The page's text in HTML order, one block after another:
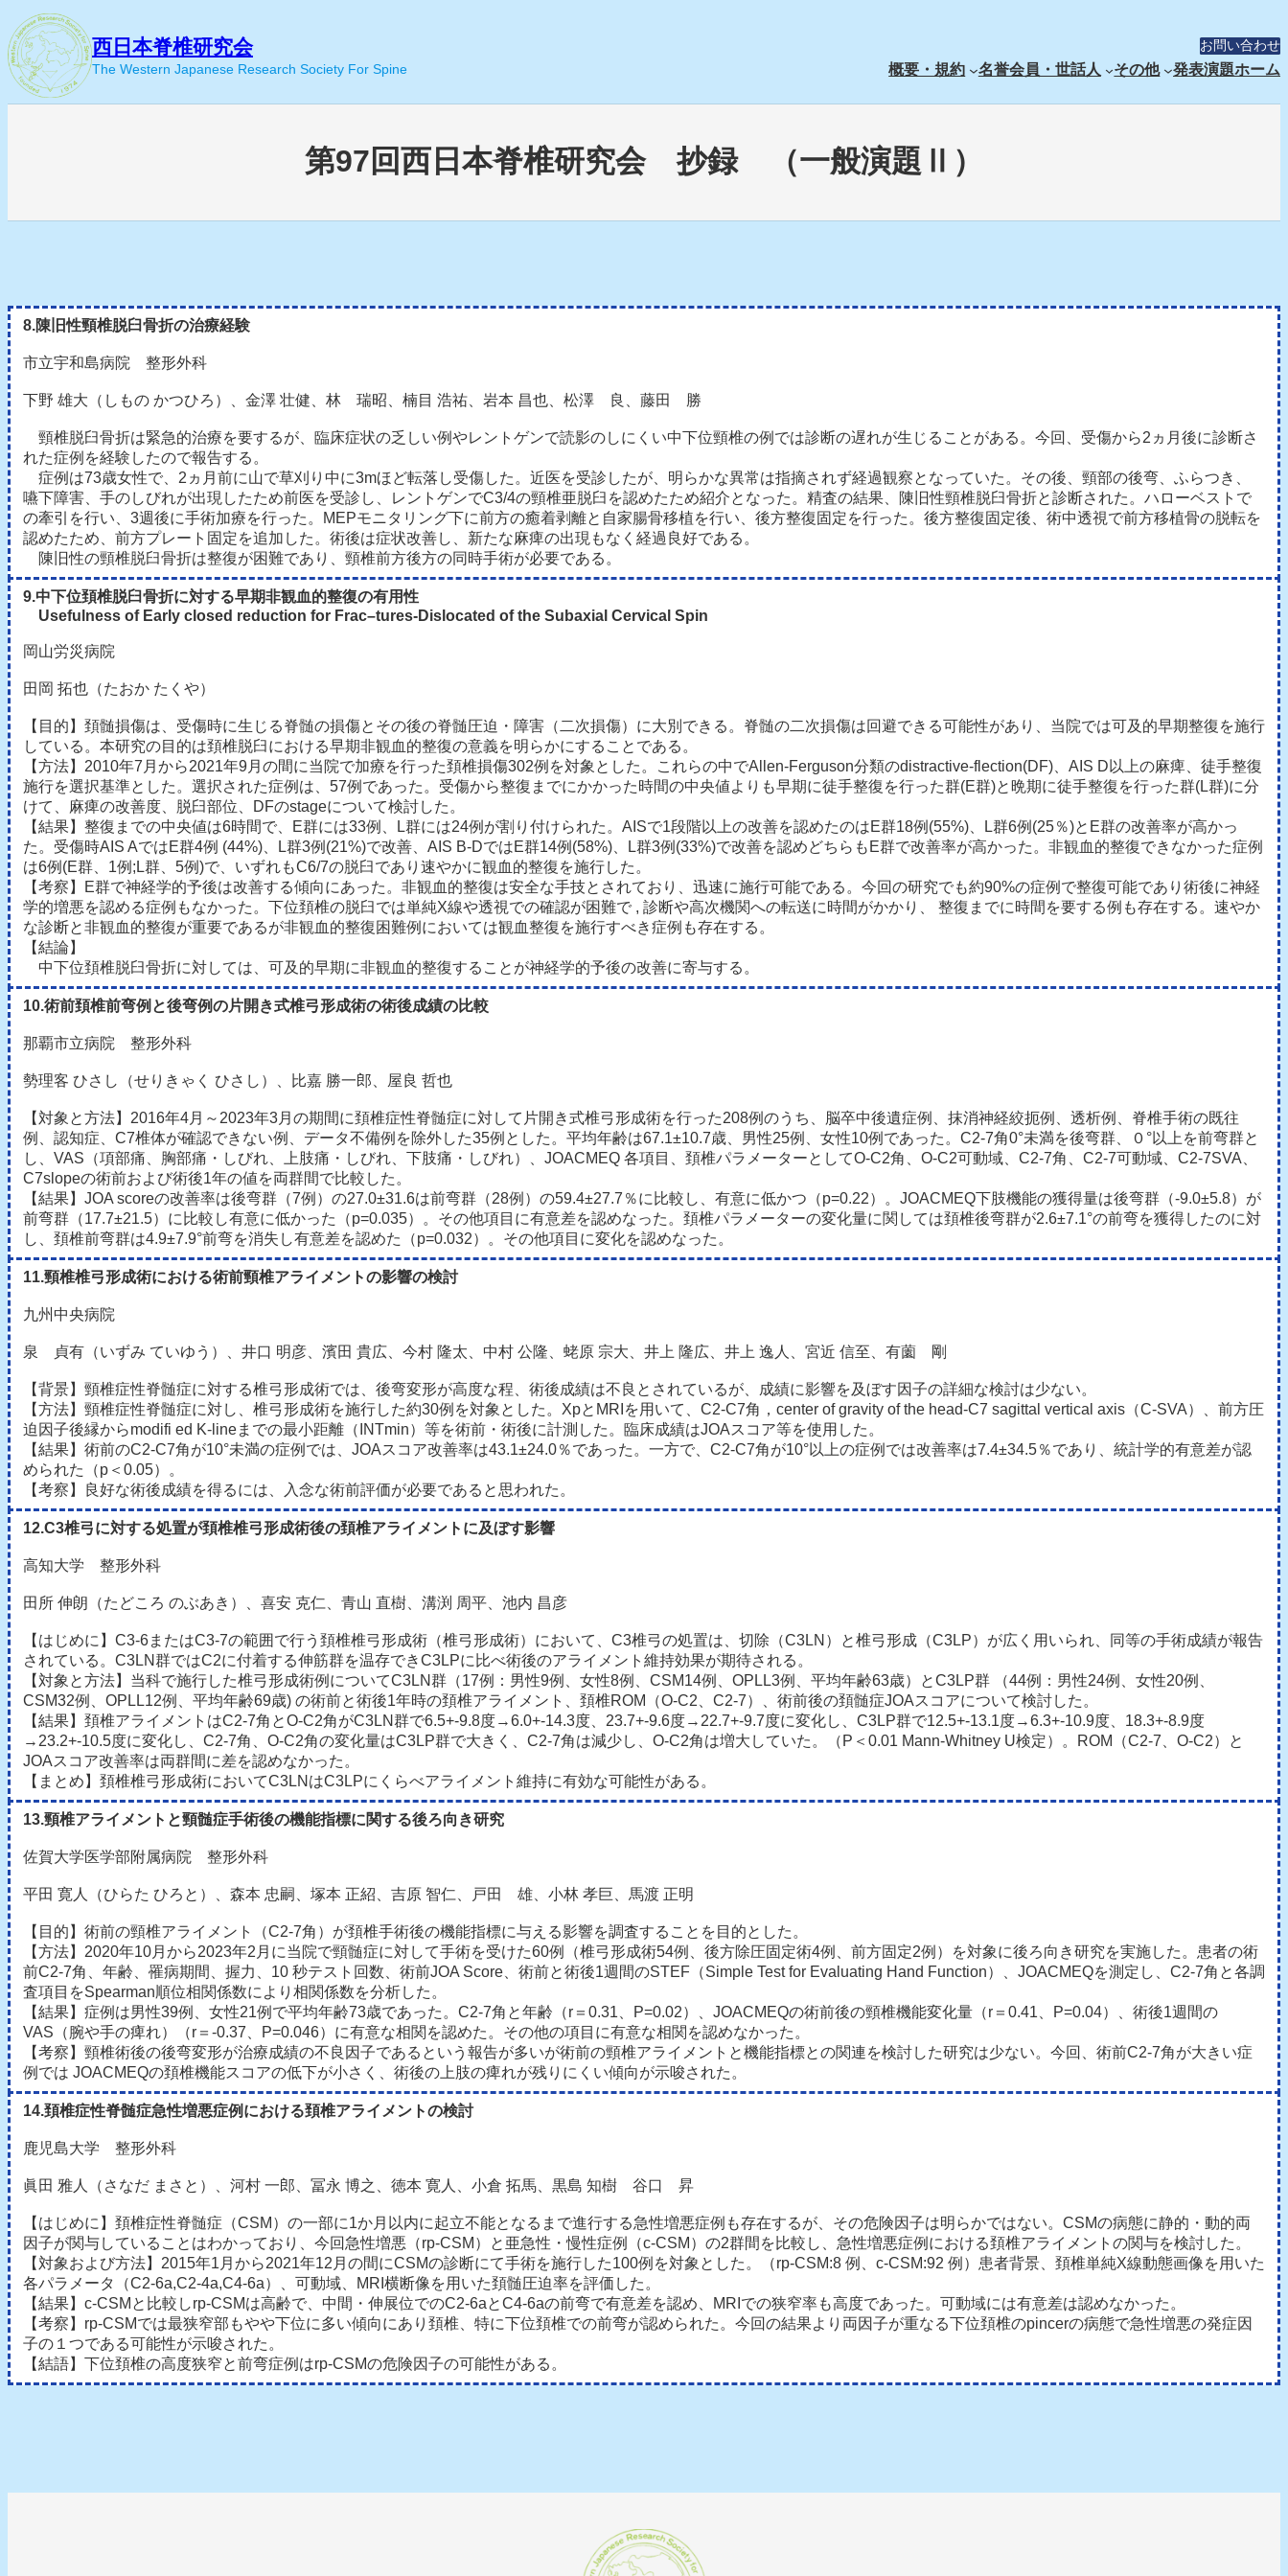
容
を
ス
西日本脊椎研究会
The Western Japanese Research Society For Spine
お問い合わせ
概要・規約 名誉会員・世話人 その他 発表演題ホーム
第97回西日本脊椎研究会 抄録 （一般演題Ⅱ）
8.陳旧性頸椎脱臼骨折の治療経験
市立宇和島病院 整形外科
下野 雄大（しもの かつひろ）、金澤 壮健、林 瑞昭、楠目 浩祐、岩本 昌也、松澤 良、藤田 勝
頸椎脱臼骨折は緊急的治療を要するが、臨床症状の乏しい例やレントゲンで読影のしにくい中下位頸椎の例では診断の遅れが生じることがある。今回、受傷から2ヵ月後に診断さ
れた症例を経験したので報告する。
症例は73歳女性で、2ヵ月前に山で草刈り中に3mほど転落し受傷した。近医を受診したが、明らかな異常は指摘されず経過観察となっていた。その後、頸部の後弯、ふらつき、
嚥下障害、手のしびれが出現したため前医を受診し、レントゲンでC3/4の頸椎亜脱臼を認めたため紹介となった。精査の結果、陳旧性頸椎脱臼骨折と診断された。ハローベストで
の牽引を行い、3週後に手術加療を行った。MEPモニタリング下に前方の癒着剥離と自家腸骨移植を行い、後方整復固定を行った。後方整復固定後、術中透視で前方移植骨の脱転を
認めたため、前方プレート固定を追加した。術後は症状改善し、新たな麻痺の出現もなく経過良好である。
陳旧性の頸椎脱臼骨折は整復が困難であり、頸椎前方後方の同時手術が必要である。
9.中下位頚椎脱臼骨折に対する早期非観血的整復の有用性
Usefulness of Early closed reduction for Frac–tures-Dislocated of the Subaxial Cervical Spin
岡山労災病院
田岡 拓也（たおか たくや）
【目的】頚髄損傷は、受傷時に生じる脊髄の損傷とその後の脊髄圧迫・障害（二次損傷）に大別できる。脊髄の二次損傷は回避できる可能性があり、当院では可及的早期整復を施行
している。本研究の目的は頚椎脱臼における早期非観血的整復の意義を明らかにすることである。
【方法】2010年7月から2021年9月の間に当院で加療を行った頚椎損傷302例を対象とした。これらの中でAllen-Ferguson分類のdistractive-flection(DF)、AIS D以上の麻痺、徒手整復
施行を選択基準とした。選択された症例は、57例であった。受傷から整復までにかかった時間の中央値よりも早期に徒手整復を行った群(E群)と晩期に徒手整復を行った群(L群)に分
けて、麻痺の改善度、脱臼部位、DFのstageについて検討した。
【結果】整復までの中央値は6時間で、E群には33例、L群には24例が割り付けられた。AISで1段階以上の改善を認めたのはE群18例(55%)、L群6例(25％)とE群の改善率が高かっ
た。受傷時AIS AではE群4例 (44%)、L群3例(21%)で改善、AIS B-DではE群14例(58%)、L群3例(33%)で改善を認めどちらもE群で改善率が高かった。非観血的整復できなかった症例
は6例(E群、1例;L群、5例)で、いずれもC6/7の脱臼であり速やかに観血的整復を施行した。
【考察】E群で神経学的予後は改善する傾向にあった。非観血的整復は安全な手技とされており、迅速に施行可能である。今回の研究でも約90%の症例で整復可能であり術後に神経
学的増悪を認める症例もなかった。下位頚椎の脱臼では単純X線や透視での確認が困難で , 診断や高次機関への転送に時間がかかり、 整復までに時間を要する例も存在する。速やか
な診断と非観血的整復が重要であるが非観血的整復困難例においては観血整復を施行すべき症例も存在する。
【結論】
中下位頚椎脱臼骨折に対しては、可及的早期に非観血的整復することが神経学的予後の改善に寄与する。
10.術前頚椎前弯例と後弯例の片開き式椎弓形成術の術後成績の比較
那覇市立病院 整形外科
勢理客 ひさし（せりきゃく ひさし）、比嘉 勝一郎、屋良 哲也
【対象と方法】2016年4月～2023年3月の期間に頚椎症性脊髄症に対して片開き式椎弓形成術を行った208例のうち、脳卒中後遺症例、抹消神経絞扼例、透析例、脊椎手術の既往
例、認知症、C7椎体が確認できない例、データ不備例を除外した35例とした。平均年齢は67.1±10.7歳、男性25例、女性10例であった。C2-7角0°未満を後弯群、０°以上を前弯群と
し、VAS（項部痛、胸部痛・しびれ、上肢痛・しびれ、下肢痛・しびれ）、JOACMEQ 各項目、頚椎パラメーターとしてO-C2角、O-C2可動域、C2-7角、C2-7可動域、C2-7SVA、
C7slopeの術前および術後1年の値を両群間で比較した。
【結果】JOA scoreの改善率は後弯群（7例）の27.0±31.6は前弯群（28例）の59.4±27.7％に比較し、有意に低かつ（p=0.22）。JOACMEQ下肢機能の獲得量は後弯群（-9.0±5.8）が
前弯群（17.7±21.5）に比較し有意に低かった（p=0.035）。その他項目に有意差を認めなった。頚椎パラメーターの変化量に関しては頚椎後弯群が2.6±7.1°の前弯を獲得したのに対
し、頚椎前弯群は4.9±7.9°前弯を消失し有意差を認めた（p=0.032）。その他項目に変化を認めなった。
11.頸椎椎弓形成術における術前頸椎アライメントの影響の検討
九州中央病院
泉 貞有（いずみ ていゆう）、井口 明彦、濱田 貴広、今村 隆太、中村 公隆、蛯原 宗大、井上 隆広、井上 逸人、宮近 信至、有薗 剛
【背景】頸椎症性脊髄症に対する椎弓形成術では、後弯変形が高度な程、術後成績は不良とされているが、成績に影響を及ぼす因子の詳細な検討は少ない。
【方法】頸椎症性脊髄症に対し、椎弓形成術を施行した約30例を対象とした。XpとMRIを用いて、C2-C7角，center of gravity of the head-C7 sagittal vertical axis（C-SVA）、前方圧
迫因子後縁からmodifi ed K-lineまでの最小距離（INTmin）等を術前・術後に計測した。臨床成績はJOAスコア等を使用した。
【結果】術前のC2-C7角が10°未満の症例では、JOAスコア改善率は43.1±24.0％であった。一方で、C2-C7角が10°以上の症例では改善率は7.4±34.5％であり、統計学的有意差が認
められた（p＜0.05）。
【考察】良好な術後成績を得るには、入念な術前評価が必要であると思われた。
12.C3椎弓に対する処置が頚椎椎弓形成術後の頚椎アライメントに及ぼす影響
高知大学 整形外科
田所 伸朗（たどころ のぶあき）、喜安 克仁、青山 直樹、溝渕 周平、池内 昌彦
【はじめに】C3-6またはC3-7の範囲で行う頚椎椎弓形成術（椎弓形成術）において、C3椎弓の処置は、切除（C3LN）と椎弓形成（C3LP）が広く用いられ、同等の手術成績が報告
されている。C3LN群ではC2に付着する伸筋群を温存できC3LPに比べ術後のアライメント維持効果が期待される。
【対象と方法】当科で施行した椎弓形成術例についてC3LN群（17例：男性9例、女性8例、CSM14例、OPLL3例、平均年齢63歳）とC3LP群 （44例：男性24例、女性20例、
CSM32例、OPLL12例、平均年齢69歳) の術前と術後1年時の頚椎アライメント、頚椎ROM（O-C2、C2-7）、術前後の頚髄症JOAスコアについて検討した。
【結果】頚椎アライメントはC2-7角とO-C2角がC3LN群で6.5+-9.8度→6.0+-14.3度、23.7+-9.6度→22.7+-9.7度に変化し、C3LP群で12.5+-13.1度→6.3+-10.9度、18.3+-8.9度
→23.2+-10.5度に変化し、C2-7角、O-C2角の変化量はC3LP群で大きく、C2-7角は減少し、O-C2角は増大していた。（P＜0.01 Mann-Whitney U検定）。ROM（C2-7、O-C2）と
JOAスコア改善率は両群間に差を認めなかった。
【まとめ】頚椎椎弓形成術においてC3LNはC3LPにくらべアライメント維持に有効な可能性がある。
13.頸椎アライメントと頸髄症手術後の機能指標に関する後ろ向き研究
佐賀大学医学部附属病院 整形外科
平田 寛人（ひらた ひろと）、森本 忠嗣、塚本 正紹、吉原 智仁、戸田 雄、小林 孝巨、馬渡 正明
【目的】術前の頸椎アライメント（C2-7角）が頚椎手術後の機能指標に与える影響を調査することを目的とした。
【方法】2020年10月から2023年2月に当院で頸髄症に対して手術を受けた60例（椎弓形成術54例、後方除圧固定術4例、前方固定2例）を対象に後ろ向き研究を実施した。患者の術
前C2-7角、年齢、罹病期間、握力、10 秒テスト回数、術前JOA Score、術前と術後1週間のSTEF（Simple Test for Evaluating Hand Function）、JOACMEQを測定し、C2-7角と各調
査項目をSpearman順位相関係数により相関係数を分析した。
【結果】症例は男性39例、女性21例で平均年齢73歳であった。C2-7角と年齢（r＝0.31、P=0.02）、JOACMEQの術前後の頸椎機能変化量（r＝0.41、P=0.04）、術後1週間の
VAS（腕や手の痺れ）（r＝-0.37、P=0.046）に有意な相関を認めた。その他の項目に有意な相関を認めなかった。
【考察】頸椎術後の後弯変形が治療成績の不良因子であるという報告が多いが術前の頸椎アライメントと機能指標との関連を検討した研究は少ない。今回、術前C2-7角が大きい症
例では JOACMEQの頚椎機能スコアの低下が小さく、術後の上肢の痺れが残りにくい傾向が示唆された。
14.頚椎症性脊髄症急性増悪症例における頚椎アライメントの検討
鹿児島大学 整形外科
眞田 雅人（さなだ まさと）、河村 一郎、冨永 博之、徳本 寛人、小倉 拓馬、黒島 知樹 谷口 昇
【はじめに】頚椎症性脊髄症（CSM）の一部に1か月以内に起立不能となるまで進行する急性増悪症例も存在するが、その危険因子は明らかではない。CSMの病態に静的・動的両
因子が関与していることはわかっており、今回急性増悪（rp-CSM）と亜急性・慢性症例（c-CSM）の2群間を比較し、急性増悪症例における頚椎アライメントの関与を検討した。
【対象および方法】2015年1月から2021年12月の間にCSMの診断にて手術を施行した100例を対象とした。（rp-CSM:8 例、c-CSM:92 例）患者背景、頚椎単純X線動態画像を用いた
各パラメータ（C2-6a,C2-4a,C4-6a）、可動域、MRI横断像を用いた頚髄圧迫率を評価した。
【結果】c-CSMと比較しrp-CSMは高齢で、中間・伸展位でのC2-6aとC4-6aの前弯で有意差を認め、MRIでの狭窄率も高度であった。可動域には有意差は認めなかった。
【考察】rp-CSMでは最狭窄部もやや下位に多い傾向にあり頚椎、特に下位頚椎での前弯が認められた。今回の結果より両因子が重なる下位頚椎のpincerの病態で急性増悪の発症因
子の１つである可能性が示唆された。
【結語】下位頚椎の高度狭窄と前弯症例はrp-CSMの危険因子の可能性がある。